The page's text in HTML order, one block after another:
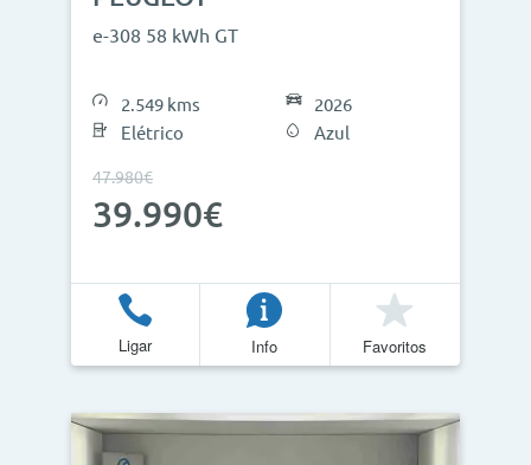
e-308 58 kWh GT
2.549 kms
Elétrico
2026
Azul
47.980€
39.990€
Ligar Info Favoritos